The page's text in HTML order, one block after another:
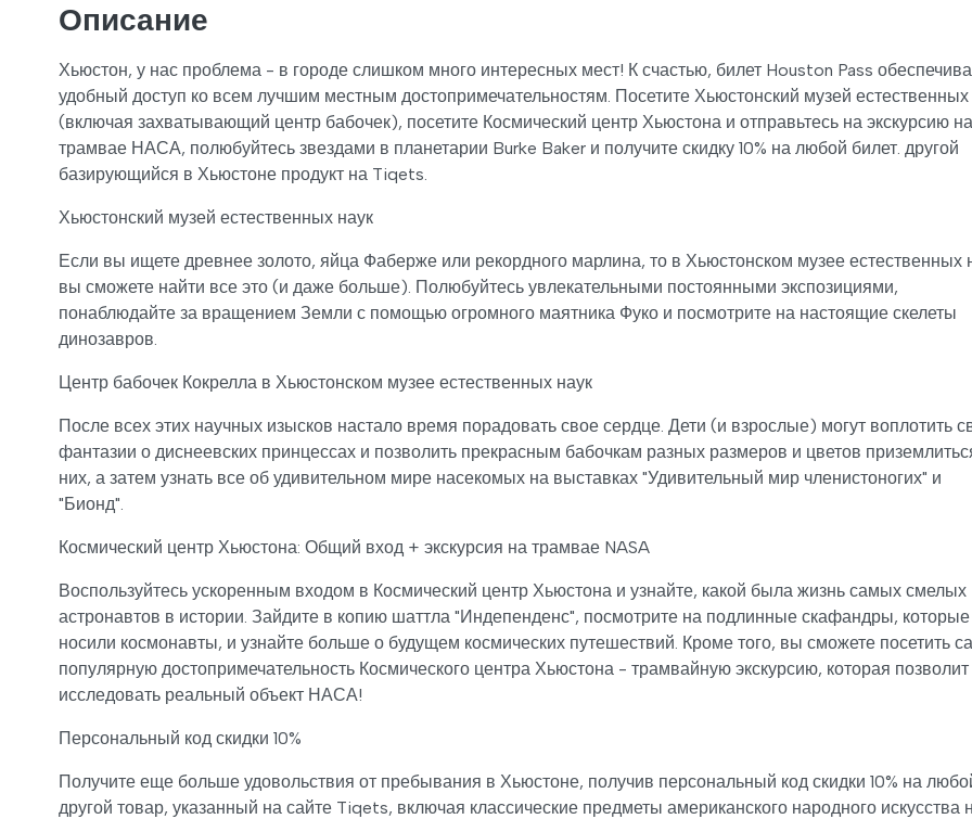
Описание
Хьюстон, у нас проблема - в городе слишком много интересных мест! К счастью, билет Houston Pass
удобный доступ ко всем лучшим местным достопримечательностям. Посетите Хьюстонский музей естественных
(включая захватывающий центр бабочек), посетите Космический центр Хьюстона и отправьтесь на экскурсию на
трамвае НАСА, полюбуйтесь звездами в планетарии Burke Baker и получите скидку 10% на любой билет. другой
базирующийся в Хьюстоне продукт на Tiqets.
Хьюстонский музей естественных наук
Если вы ищете древнее золото, яйца Фаберже или рекордного марлина, то в Хьюстонском музее естественных
вы сможете найти все это (и даже больше). Полюбуйтесь увлекательными постоянными экспозициями,
понаблюдайте за вращением Земли с помощью огромного маятника Фуко и посмотрите на настоящие скелеты
динозавров.
Центр бабочек Кокрелла в Хьюстонском музее естественных наук
После всех этих научных изысков настало время порадовать свое сердце. Дети (и взрослые) могут воплотить
фантазии о диснеевских принцессах и позволить прекрасным бабочкам разных размеров и цветов
них, а затем узнать все об удивительном мире насекомых на выставках "Удивительный мир членистоногих" и
"Бионд".
Космический центр Хьюстона: Общий вход + экскурсия на трамвае NASA
Воспользуйтесь ускоренным входом в Космический центр Хьюстона и узнайте, какой была жизнь самых смелых
астронавтов в истории. Зайдите в копию шаттла "Индепенденс", посмотрите на подлинные скафандры, которые
носили космонавты, и узнайте больше о будущем космических путешествий. Кроме того, вы сможете посетить
популярную достопримечательность Космического центра Хьюстона - трамвайную экскурсию, которая
исследовать реальный объект НАСА!
Персональный код скидки 10%
Получите еще больше удовольствия от пребывания в Хьюстоне, получив персональный код скидки 10% на
другой товар, указанный на сайте Tiqets, включая классические предметы американского народного искусства